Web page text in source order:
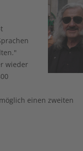
wieder
einen zweiten